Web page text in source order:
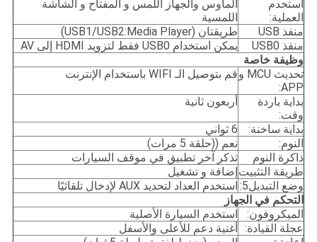
استخدم
العملية:
الماوس والجهاز اللمس و المفتاح و الشاشة
اللمسية
منفذ USB
طريقتان (USB1/USB2:Media Player)
منفذ USB0
يمكن استخدام USB0 فقط لتزويد HDMI إلى AV
وظيفة خاصة
تحديث MCU و
APP:
قم بتوصيل الـ WIFI باستخدام الإنترنت
بداية باردة
وقت:
أربعون ثانية
بداية ساخنة:
6 ثواني
النوم:
نعم ((حلقة 5 مرات)
ذاكرة النوم
تذكر آخر تطبيق في موقف السيارات
طريقة التثبيت إضافة و تشغيل
وضع التبديل5:
استخدم العداد لتحديد AUX لإدخال تلقائيًا
التحكم في الجهاز
الميكروفون:
استخدم السيارة الأصلية
عجلة القيادة:
أغنية دعم للأعلى والأسفل